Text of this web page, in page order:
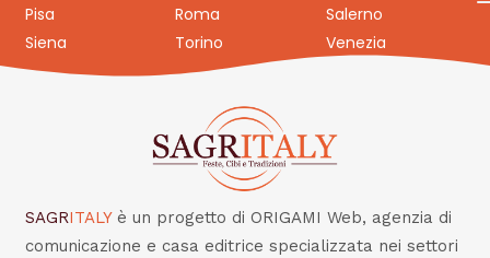
Pisa
Roma
Salerno
Siena
Torino Venezia
SAGRITALY è un progetto di ORIGAMI Web, agenzia di
comunicazione e casa editrice specializzata nei settori